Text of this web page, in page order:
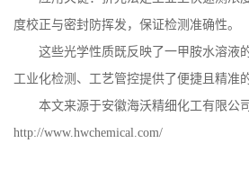
度校正与密封防挥发，保证检测准确性。
这些光学性质既反映了一甲胺水溶液
工业化检测、工艺管控提供了便捷且精准
本文来源于安徽海沃精细化工有限公
http://www.hwchemical.com/